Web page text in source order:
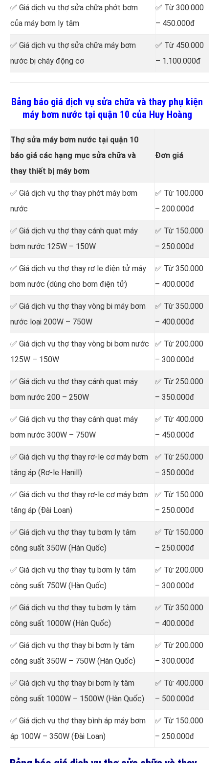
✅ Giá dịch vụ thợ sửa chữa phớt bơm
của máy bơm ly tâm
✅ Từ 300.000
– 450.000đ
✅ Giá dịch vụ thợ sửa chữa máy bơm
nước bị cháy động cơ
✅ Từ 450.000
– 1.100.000đ
Bảng báo giá dịch vụ sửa chữa và thay phụ kiện
máy bơm nước tại quận 10 của Huy Hoàng
Thợ sửa máy bơm nước tại quận 10
báo giá các hạng mục sửa chữa và
thay thiết bị máy bơm
Đơn giá
✅ Giá dịch vụ thợ thay phớt máy bơm
nước
✅ Từ 100.000
– 200.000đ
✅ Giá dịch vụ thợ thay cánh quạt máy
bơm nước 125W – 150W
✅ Từ 150.000
– 250.000đ
✅ Giá dịch vụ thợ thay rơ le điện tử máy
bơm nước (dùng cho bơm điện tử)
✅ Từ 350.000
– 400.000đ
✅ Giá dịch vụ thợ thay vòng bi máy bơm
nước loại 200W – 750W
✅ Từ 350.000
– 400.000đ
✅ Giá dịch vụ thợ thay vòng bi bơm nước
125W – 150W
✅ Từ 200.000
– 300.000đ
✅ Giá dịch vụ thợ thay cánh quạt máy
bơm nước 200 – 250W
✅ Từ 250.000
– 350.000đ
✅ Giá dịch vụ thợ thay cánh quạt máy
bơm nước 300W – 750W
✅ Từ 400.000
– 450.000đ
✅ Giá dịch vụ thợ thay rơ-le cơ máy bơm
tăng áp (Rơ-le Hanill)
✅ Từ 250.000
– 350.000đ
✅ Giá dịch vụ thợ thay rơ-le cơ máy bơm
tăng áp (Đài Loan)
✅ Từ 150.000
– 250.000đ
✅ Giá dịch vụ thợ thay tụ bơm ly tâm
công suất 350W (Hàn Quốc)
✅ Từ 150.000
– 250.000đ
✅ Giá dịch vụ thợ thay tụ bơm ly tâm
công suất 750W (Hàn Quốc)
✅ Từ 200.000
– 300.000đ
✅ Giá dịch vụ thợ thay tụ bơm ly tâm
công suất 1000W (Hàn Quốc)
✅ Từ 350.000
– 400.000đ
✅ Giá dịch vụ thợ thay bi bơm ly tâm
công suất 350W – 750W (Hàn Quốc)
✅ Từ 200.000
– 300.000đ
✅ Giá dịch vụ thợ thay bi bơm ly tâm
công suất 1000W – 1500W (Hàn Quốc)
✅ Từ 400.000
– 500.000đ
✅ Giá dịch vụ thợ thay bình áp máy bơm
áp 100W – 350W (Đài Loan)
✅ Từ 150.000
– 250.000đ